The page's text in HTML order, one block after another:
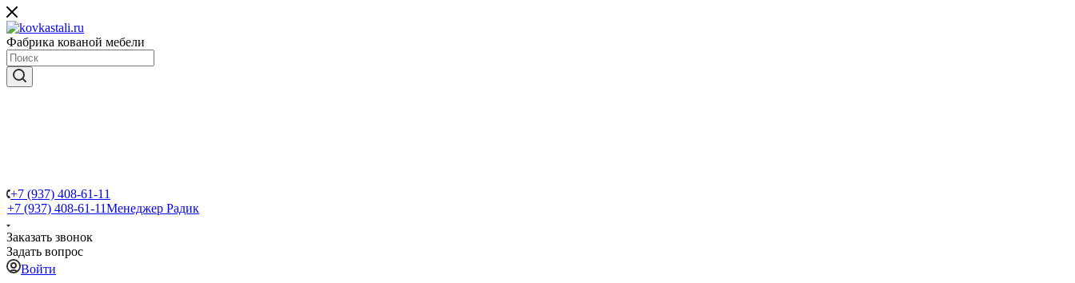
Фабрика кованой мебели
+7 (937) 408-61-11
+7 (937) 408-61-11Менеджер Радик
Заказать звонок
Задать вопрос
Войти